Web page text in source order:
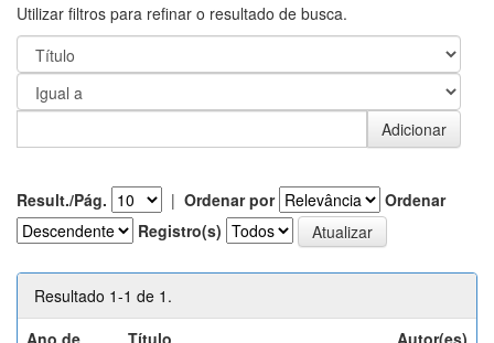
Utilizar filtros para refinar o resultado de busca.
Result./Pág. | Ordenar por
Ordenar
Registro(s)
Resultado 1-1 de 1.
Ano de
Título Autor(es)